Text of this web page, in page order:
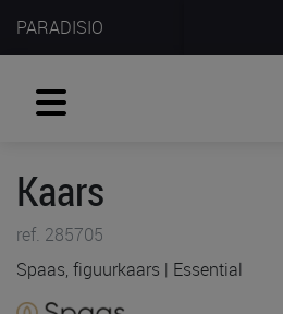
PARADISIO
Kaars
ref. 285705
Spaas, figuurkaars | Essential